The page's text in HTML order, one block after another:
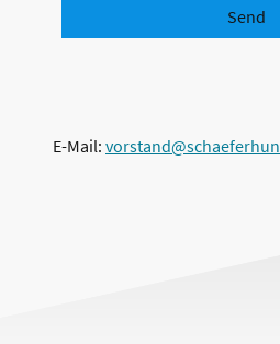
Send
E-Mail: